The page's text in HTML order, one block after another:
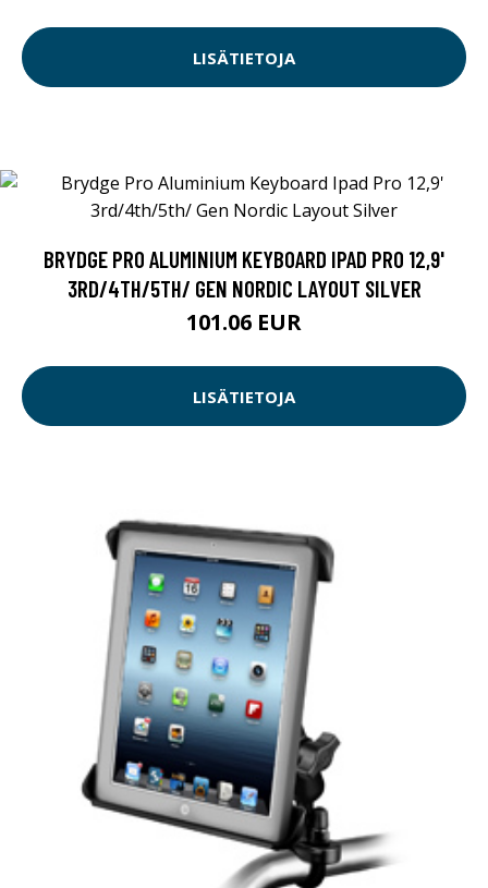
LISÄTIETOJA
BRYDGE PRO ALUMINIUM KEYBOARD IPAD PRO 12,9'
3RD/4TH/5TH/ GEN NORDIC LAYOUT SILVER
101.06 EUR
LISÄTIETOJA